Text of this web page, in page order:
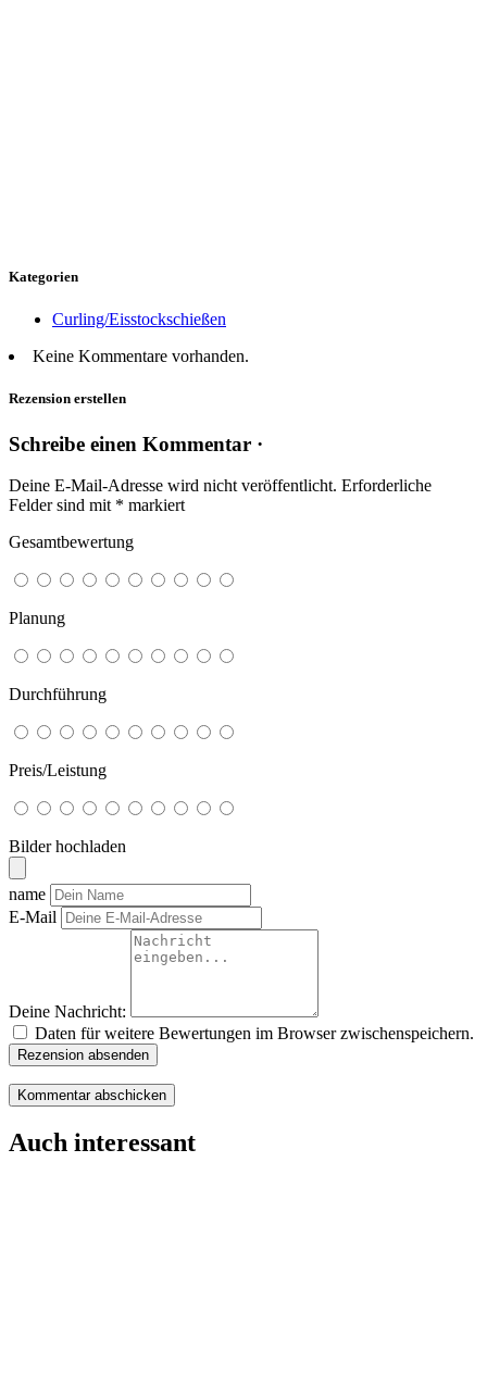
Kategorien
Curling/Eisstockschießen
Keine Kommentare vorhanden.
Rezension erstellen
Schreibe einen Kommentar ·
Deine E-Mail-Adresse wird nicht veröffentlicht. Erforderliche
Felder sind mit * markiert
Gesamtbewertung
Planung
Durchführung
Preis/Leistung
Bilder hochladen
name
E-Mail
Deine Nachricht:
Daten für weitere Bewertungen im Browser zwischenspeichern.
Rezension absenden
Auch interessant